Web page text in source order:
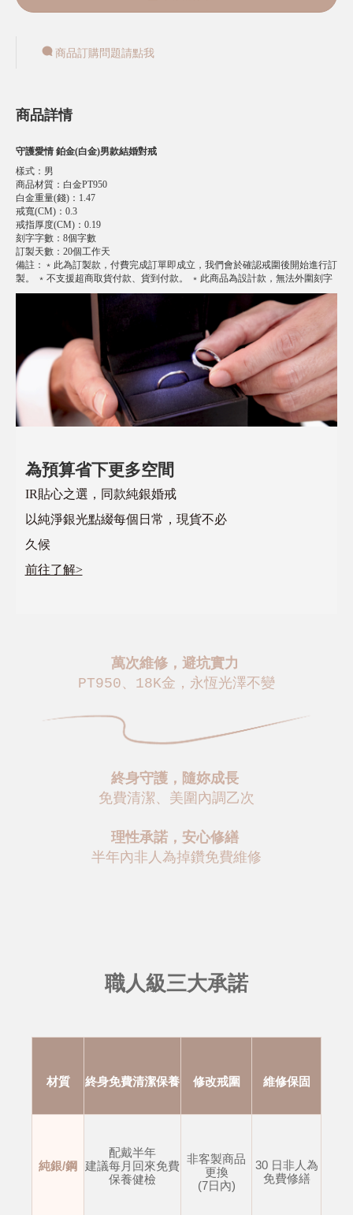
商品訂購問題請點我
商品詳情
守護愛情 鉑金(白金)男款結婚對戒
樣式 ： 男
商品材質 ： 白金PT950
白金重量(錢) ： 1.47
戒寬(CM) ： 0.3
戒指厚度(CM) ： 0.19
刻字字數 ： 8個字數
訂製天數 ： 20個工作天
備註 ： ﹡此為訂製款，付費完成訂單即成立，我們會於確認戒圍後開始進行訂
製。 ﹡不支援超商取貨付款、貨到付款。 ﹡此商品為設計款，無法外圍刻字
為預算省下更多空間
IR貼心之選，同款純銀婚戒
以純淨銀光點綴每個日常，現貨不必
久候
前往了解>
萬次維修，避坑實力
PT950、18K金，永恆光澤不變
終身守護，隨妳成長
免費清潔、美圍內調乙次
理性承諾，安心修繕
半年內非人為掉鑽免費維修
職人級三大承諾
材質 終身免費清潔保養 修改戒圍 維修保固
純銀/鋼
配戴半年
建議每月回來免費
保養健檢
非客製商品
更換
(7日內)
30 日非人為
免費修繕